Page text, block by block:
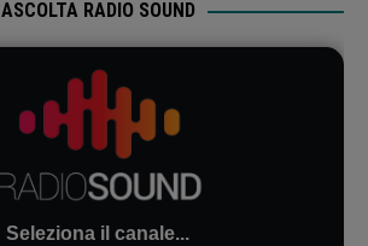
ASCOLTA RADIO SOUND
Seleziona il canale...